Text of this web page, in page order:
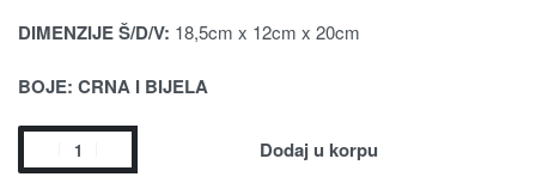
DIMENZIJE Š/D/V: 18,5cm x 12cm x 20cm
BOJE: CRNA I BIJELA
Dodaj u korpu